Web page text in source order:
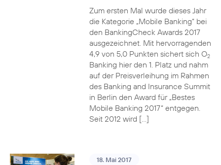
Zum ersten Mal wurde dieses Jahr
die Kategorie „Mobile Banking“ bei
den BankingCheck Awards 2017
ausgezeichnet. Mit hervorragenden
4,9 von 5,0 Punkten sichert sich O2
Banking hier den 1. Platz und nahm
auf der Preisverleihung im Rahmen
des Banking and Insurance Summit
in Berlin den Award für „Bestes
Mobile Banking 2017“ entgegen.
Seit 2012 wird […]
18. Mai 2017